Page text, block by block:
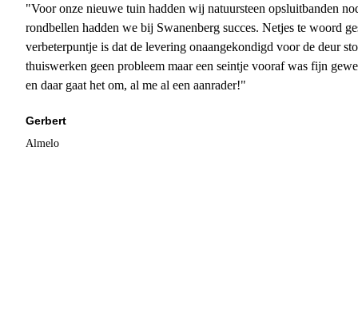
"Voor onze nieuwe tuin hadden wij natuursteen opsluitbanden
rondbellen hadden we bij Swanenberg succes. Netjes te woord
verbeterpuntje is dat de levering onaangekondigd voor de deur
thuiswerken geen probleem maar een seintje vooraf was fijn
en daar gaat het om, al me al een aanrader!"
Gerbert
Almelo